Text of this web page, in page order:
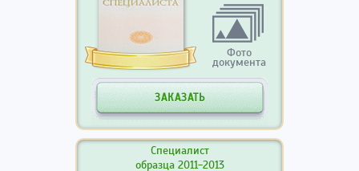
Фото
документа
ЗАКАЗАТЬ
Специалист
образца 2011-2013